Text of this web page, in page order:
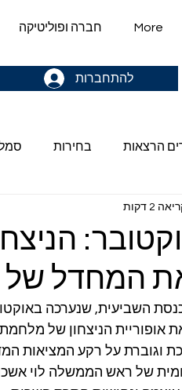
חברה ופוליטיקה More
להתחברות
הרצאות בחירות
של 73' - בחירות 1969
2 דקות
אופוריית הניצחון של
וגוברת על רקע